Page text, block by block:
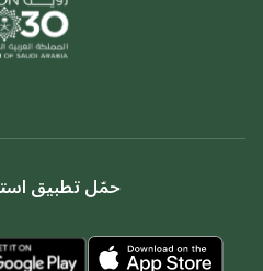
حمّل تطبيق